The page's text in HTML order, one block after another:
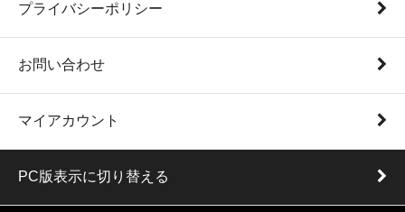
プライバシーポリシー
お問い合わせ
マイアカウント
PC版表示に切り替える